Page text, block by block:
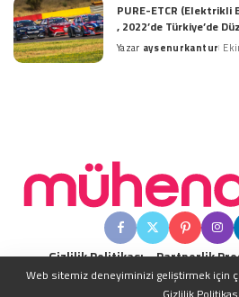
PURE-ETCR (Elektrikli
, 2022’de Türkiye’de
Posted
Yazar aysenurkantur
Gizlilik Politikası Partnerlik
Web sitemiz deneyiminizi geliştirmek için